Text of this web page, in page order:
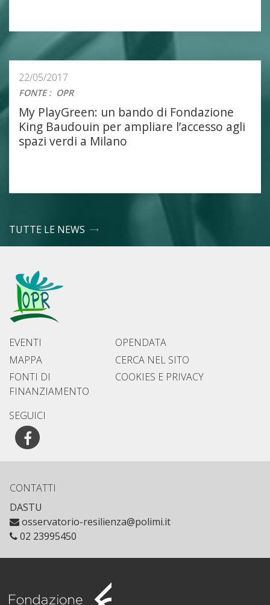
22/05/2017
FONTE: OPR
My PlayGreen: un bando di Fondazione
King Baudouin per ampliare l’accesso agli
spazi verdi a Milano
TUTTE LE NEWS
EVENTI
MAPPA
FONTI DI
FINANZIAMENTO
OPENDATA
CERCA NEL SITO
COOKIES E PRIVACY
SEGUICI
Facebook
CONTATTI
DASTU
osservatorio-resilienza@polimi.it
02 23995450